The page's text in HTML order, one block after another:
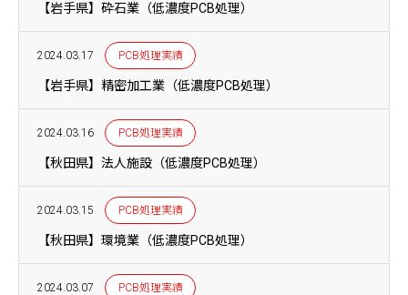
【岩手県】砕石業（低濃度PCB処理）
2024.03.17 PCB処理実績
【岩手県】精密加工業（低濃度PCB処理）
2024.03.16 PCB処理実績
【秋田県】法人施設（低濃度PCB処理）
2024.03.15 PCB処理実績
【秋田県】環境業（低濃度PCB処理）
2024.03.07 PCB処理実績